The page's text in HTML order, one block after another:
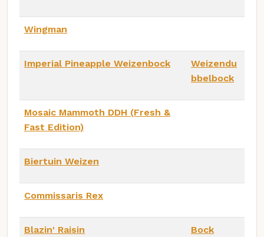
Wingman
Imperial Pineapple Weizenbock
Weizendu
bbelbock
Mosaic Mammoth DDH (Fresh &
Fast Edition)
Biertuin Weizen
Commissaris Rex
Blazin' Raisin Bock